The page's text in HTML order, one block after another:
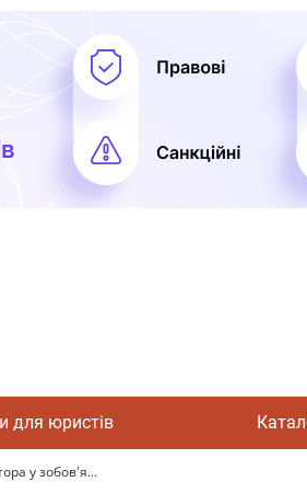
для юристів
у зобов'я...